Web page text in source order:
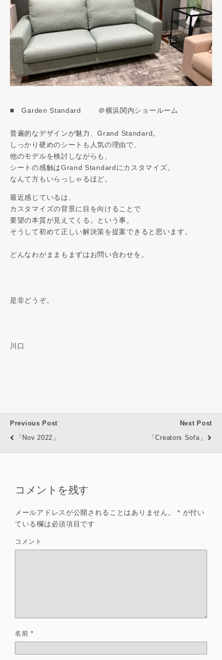
■ Garden Standard ＠横浜関内ショールーム
普遍的なデザインが魅力、Grand Standard。
しっかり硬めのシートも人気の理由で、
他のモデルを検討しながらも、
シートの感触はGrand Standardにカスタマイズ。
なんて方もいらっしゃるほど。
最近感じているは、
カスタマイズの背景に目を向けることで
要望の本質が見えてくる。という事。
そうして初めて正しい解決策を提案できると思います。
どんなわがままもまずはお問い合わせを。
是非どうぞ。
川口
Previous Post
「Nov 2022」
Next Post
「Creators Sofa」
コメントを残す
メールアドレスが公開されることはありません。 * が付い
ている欄は必須項目です
コメント
名前*